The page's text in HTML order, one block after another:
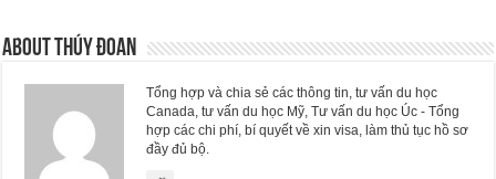
About Thúy Đoan
Tổng hợp và chia sẻ các thông tin, tư vấn du học
Canada, tư vấn du học Mỹ, Tư vấn du học Úc - Tổng
hợp các chi phí, bí quyết về xin visa, làm thủ tục hồ sơ
đầy đủ bộ.